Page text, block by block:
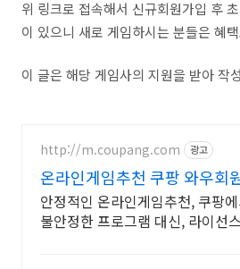
위 링크로 접속해서 신규회원가입 후
이 있으니 새로 게임하시는 분들은 혜
이 글은 해당 게임사의 지원을 받아 작
http://m.coupang.com 광고
온라인게임추천 쿠팡 와우회
안정적인 온라인게임추천, 쿠팡
불안정한 프로그램 대신, 라이선